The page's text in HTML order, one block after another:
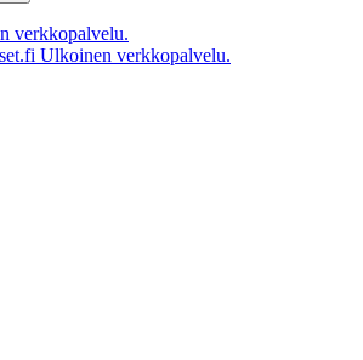
verkkopalvelu.
Ulkoinen verkkopalvelu.